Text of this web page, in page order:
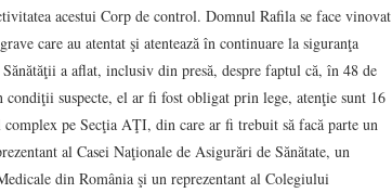
acestui Corp de control. Domnul Rafila se face vinovat
care au atentat şi atentează în continuare la siguranţa
a aflat, inclusiv din presă, despre faptul că, în 48 de
suspecte, el ar fi fost obligat prin lege, atenţie sunt 16
pe Secţia AŢI, din care ar fi trebuit să facă parte un
al Casei Naţionale de Asigurări de Sănătate, un
din România şi un reprezentant al Colegiului